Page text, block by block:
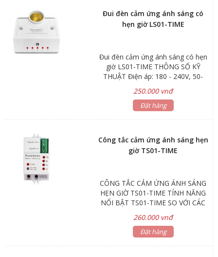
Đui đèn cảm ứng ánh sáng có
hẹn giờ LS01-TIME
Đui đèn cảm ứng ánh sáng có hẹn
giờ LS01-TIME THÔNG SỐ KỸ
THUẬT Điện áp: 180 - 240V, 50-
(Compact), 50W (Led) Cảm ứng ánh
sáng: 3-500 Lux Thời gian tắt: 2s,
trần hoặc tường)
250.000 vnđ
Đặt hàng
Công tắc cảm ứng ánh sáng hẹn
giờ TS01-TIME
CÔNG TẮC CẢM ỨNG ÁNH SÁNG
HẸN GIỜ TS01-TIME TÍNH NĂNG
NỔI BẬT TS01-TIME SO VỚI CÁC
TRƯỜNG Công tắc ánh sáng đã
mặc định độ nhận biết môi trường
260.000 vnđ
Đặt hàng